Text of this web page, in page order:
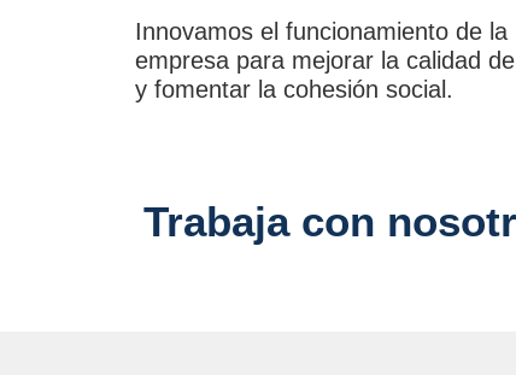
Innovamos el funcionamiento de la
empresa para mejorar la calidad
y fomentar la cohesión social.
Trabaja con